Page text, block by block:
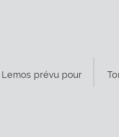
Lemos prévu pour